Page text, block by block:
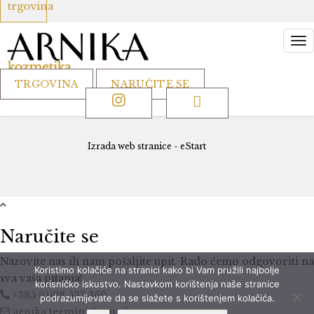
trgovina
TRGOVINA NARUČITE SE
Izrada web stranice - eStart
Naručite se
Nazovite nas ili nam pošaljite upit. Rado ćemo odgovoriti na
sva vaša pitanja!
+385 (0)98 537 369
Koristimo kolačiće na stranici kako bi Vam pružili najbolje
korisničko iskustvo. Nastavkom korištenja naše stranice
podrazumijevate da se slažete s korištenjem kolačića.